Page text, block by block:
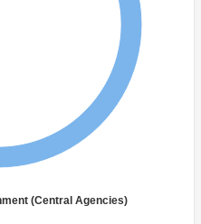
(Central Agencies)